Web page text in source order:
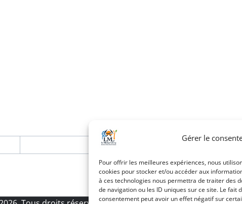
Gérer le
Pour offrir les meilleures expériences, nous
cookies pour stocker et/ou accéder aux
à ces technologies nous permettra de traiter des
de navigation ou les ID uniques sur ce site. Le fait
consentement peut avoir un effet négatif sur